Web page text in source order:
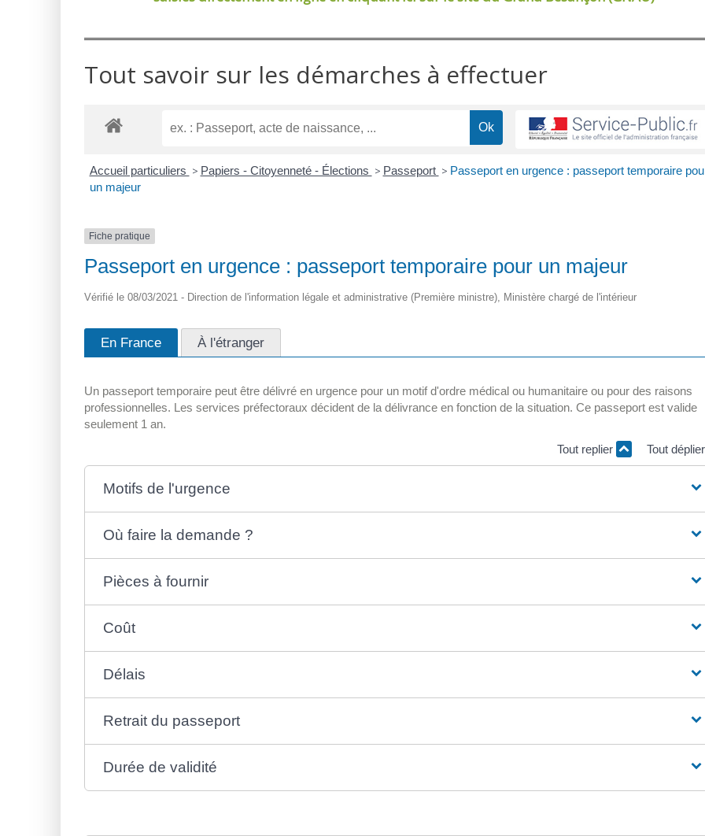
Tout savoir sur les démarches à effectuer
Accueil particuliers > Papiers - Citoyenneté - Élections > Passeport > Passeport en urgence : passeport temporaire
un majeur
Fiche pratique
Passeport en urgence : passeport temporaire pour un majeur
Vérifié le 08/03/2021 - Direction de l'information légale et administrative (Première ministre), Ministère chargé de l'intérieur
En France À l'étranger
Un passeport temporaire peut être délivré en urgence pour un motif d'ordre médical ou humanitaire ou pour des raisons
professionnelles. Les services préfectoraux décident de la délivrance en fonction de la situation. Ce passeport est valide
seulement 1 an.
Tout replier
Tout
Motifs de l'urgence
Où faire la demande ?
Pièces à fournir
Coût
Délais
Retrait du passeport
Durée de validité